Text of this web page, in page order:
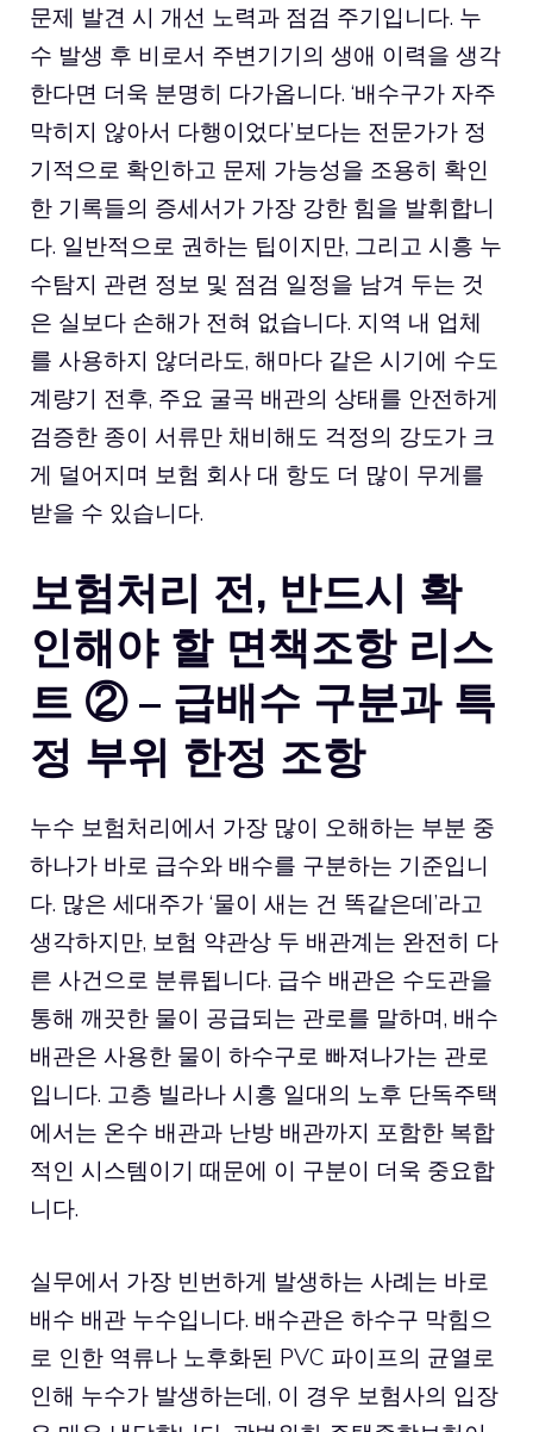
문제 발견 시 개선 노력과 점검 주기입니다. 누
수 발생 후 비로서 주변기기의 생애 이력을 생각
한다면 더욱 분명히 다가옵니다. ‘배수구가 자주
막히지 않아서 다행이었다’보다는 전문가가 정
기적으로 확인하고 문제 가능성을 조용히 확인
한 기록들의 증세서가 가장 강한 힘을 발휘합니
다. 일반적으로 권하는 팁이지만, 그리고 시흥 누
수탐지 관련 정보 및 점검 일정을 남겨 두는 것
은 실보다 손해가 전혀 없습니다. 지역 내 업체
를 사용하지 않더라도, 해마다 같은 시기에 수도
계량기 전후, 주요 굴곡 배관의 상태를 안전하게
검증한 종이 서류만 채비해도 걱정의 강도가 크
게 덜어지며 보험 회사 대 항도 더 많이 무게를
받을 수 있습니다.
보험처리 전, 반드시 확
인해야 할 면책조항 리스
트 ② – 급배수 구분과 특
정 부위 한정 조항
누수 보험처리에서 가장 많이 오해하는 부분 중
하나가 바로 급수와 배수를 구분하는 기준입니
다. 많은 세대주가 ‘물이 새는 건 똑같은데’라고
생각하지만, 보험 약관상 두 배관계는 완전히 다
른 사건으로 분류됩니다. 급수 배관은 수도관을
통해 깨끗한 물이 공급되는 관로를 말하며, 배수
배관은 사용한 물이 하수구로 빠져나가는 관로
입니다. 고층 빌라나 시흥 일대의 노후 단독주택
에서는 온수 배관과 난방 배관까지 포함한 복합
적인 시스템이기 때문에 이 구분이 더욱 중요합
니다.
실무에서 가장 빈번하게 발생하는 사례는 바로
배수 배관 누수입니다. 배수관은 하수구 막힘으
로 인한 역류나 노후화된 PVC 파이프의 균열로
인해 누수가 발생하는데, 이 경우 보험사의 입장